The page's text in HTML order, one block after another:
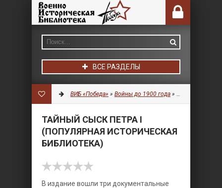
ВСЕ РАЗДЕЛЫ
ВИБ «Победа» » Войны до 1900 года » Литература
ТАЙНЫЙ СЫСК ПЕТРА I
(ПОПУЛЯРНАЯ ИСТОРИЧЕСКАЯ
БИБЛИОТЕКА)
В издание вошли три документальные